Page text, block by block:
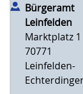
Bürgeramt
Leinfelden
Marktplatz 1
70771
Leinfelden-